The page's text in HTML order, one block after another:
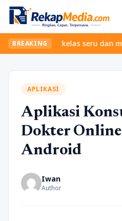
BREAKINGkelas seru dan materi
APLIKASI
Aplikasi
Dokter
Android
Iwan
Author